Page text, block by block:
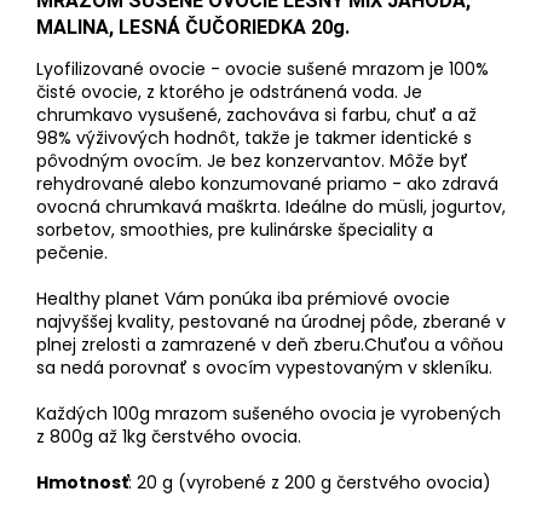
MALINA, LESNÁ ČUČORIEDKA 20g.
Lyofilizované ovocie - ovocie sušené mrazom je 100%
čisté ovocie, z ktorého je odstránená voda. Je
chrumkavo vysušené, zachováva si farbu, chuť a až
98% výživových hodnôt, takže je takmer identické s
pôvodným ovocím. Je bez konzervantov. Môže byť
rehydrované alebo konzumované priamo - ako zdravá
ovocná chrumkavá maškrta. Ideálne do müsli, jogurtov,
sorbetov, smoothies, pre kulinárske špeciality a
pečenie.
Healthy planet Vám ponúka iba prémiové ovocie
najvyššej kvality, pestované na úrodnej pôde, zberané v
plnej zrelosti a zamrazené v deň zberu.Chuťou a vôňou
sa nedá porovnať s ovocím vypestovaným v skleníku.
Každých 100g mrazom sušeného ovocia je vyrobených
z 800g až 1kg čerstvého ovocia.
Hmotnosť: 20 g (vyrobené z 200 g čerstvého ovocia)